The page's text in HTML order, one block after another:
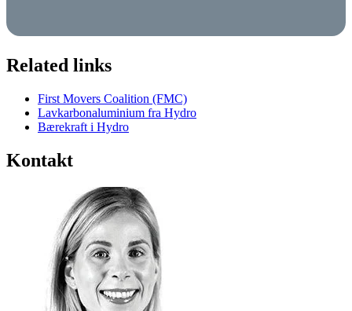
Related links
First Movers Coalition (FMC)
Lavkarbonaluminium fra Hydro
Bærekraft i Hydro
Kontakt